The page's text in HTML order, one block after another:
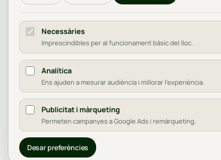
Necessàries
Imprescindibles per al funcionament bàsic del lloc.
Analítica
Ens ajuden a mesurar audiència i millorar l'experiència.
Publicitat i màrqueting
Permeten campanyes a Google Ads i remàrqueting.
Desar preferències